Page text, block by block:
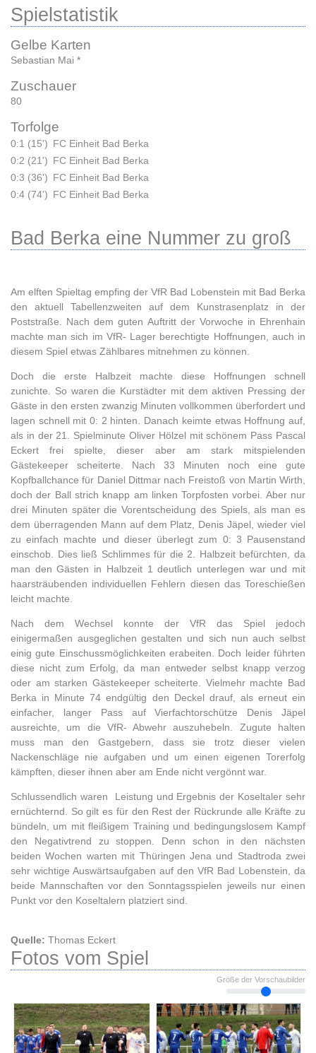
Spielstatistik
Gelbe Karten
Sebastian Mai *
Zuschauer
80
Torfolge
0:1 (15') FC Einheit Bad Berka
0:2 (21') FC Einheit Bad Berka
0:3 (36') FC Einheit Bad Berka
0:4 (74') FC Einheit Bad Berka
Bad Berka eine Nummer zu groß
Am elften Spieltag empfing der VfR Bad Lobenstein mit Bad Berka
den aktuell Tabellenzweiten auf dem Kunstrasenplatz in der
Poststraße. Nach dem guten Auftritt der Vorwoche in Ehrenhain
machte man sich im VfR- Lager berechtigte Hoffnungen, auch in
diesem Spiel etwas Zählbares mitnehmen zu können.
Doch die erste Halbzeit machte diese Hoffnungen schnell
zunichte. So waren die Kurstädter mit dem aktiven Pressing der
Gäste in den ersten zwanzig Minuten vollkommen überfordert und
lagen schnell mit 0: 2 hinten. Danach keimte etwas Hoffnung auf,
als in der 21. Spielminute Oliver Hölzel mit schönem Pass Pascal
Eckert frei spielte, dieser aber am stark mitspielenden
Gästekeeper scheiterte. Nach 33 Minuten noch eine gute
Kopfballchance für Daniel Dittmar nach Freistoß von Martin Wirth,
doch der Ball strich knapp am linken Torpfosten vorbei. Aber nur
drei Minuten später die Vorentscheidung des Spiels, als man es
dem überragenden Mann auf dem Platz, Denis Jäpel, wieder viel
zu einfach machte und dieser überlegt zum 0: 3 Pausenstand
einschob. Dies ließ Schlimmes für die 2. Halbzeit befürchten, da
man den Gästen in Halbzeit 1 deutlich unterlegen war und mit
haarsträubenden individuellen Fehlern diesen das Toreschießen
leicht machte.
Nach dem Wechsel konnte der VfR das Spiel jedoch
einigermaßen ausgeglichen gestalten und sich nun auch selbst
einig gute Einschussmöglichkeiten erabeiten. Doch leider führten
diese nicht zum Erfolg, da man entweder selbst knapp verzog
oder am starken Gästekeeper scheiterte. Vielmehr machte Bad
Berka in Minute 74 endgültig den Deckel drauf, als erneut ein
einfacher, langer Pass auf Vierfachtorschütze Denis Jäpel
ausreichte, um die VfR- Abwehr auszuhebeln. Zugute halten
muss man den Gastgebern, dass sie trotz dieser vielen
Nackenschläge nie aufgaben und um einen eigenen Torerfolg
kämpften, dieser ihnen aber am Ende nicht vergönnt war.
Schlussendlich waren Leistung und Ergebnis der Koseltaler sehr
ernüchternd. So gilt es für den Rest der Rückrunde alle Kräfte zu
bündeln, um mit fleißigem Training und bedingungslosem Kampf
den Negativtrend zu stoppen. Denn schon in den nächsten
beiden Wochen warten mit Thüringen Jena und Stadtroda zwei
sehr wichtige Auswärtsaufgaben auf den VfR Bad Lobenstein, da
beide Mannschaften vor den Sonntagsspielen jeweils nur einen
Punkt vor den Koseltalern platziert sind.
Quelle: Thomas Eckert
Fotos vom Spiel
Größe der Vorschaubilder